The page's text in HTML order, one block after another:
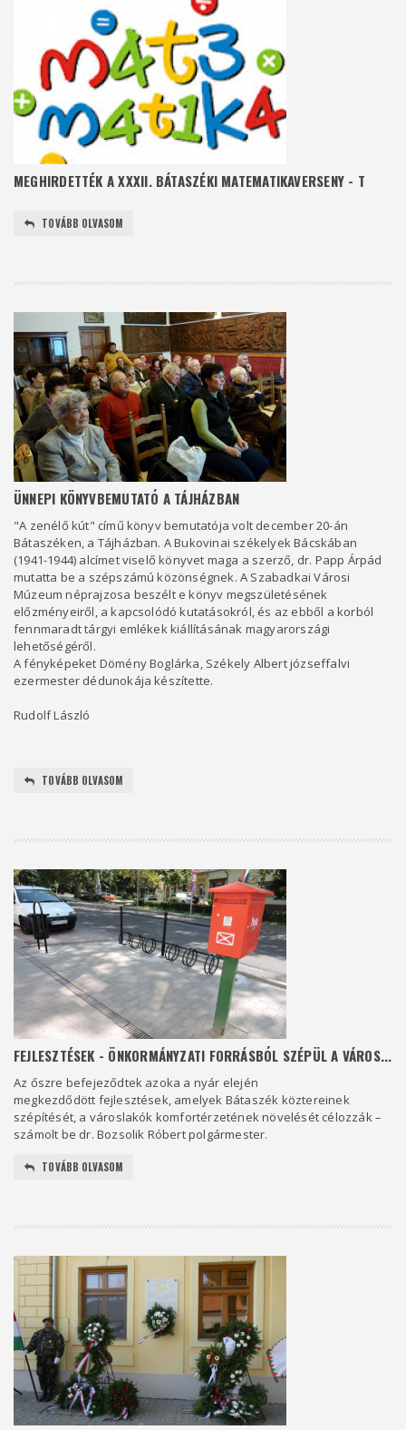
MEGHIRDETTÉK A XXXII. BÁTASZÉKI MATEMATIKAVERSENY - T
TOVÁBB OLVASOM
ÜNNEPI KÖNYVBEMUTATÓ A TÁJHÁZBAN
"A zenélő kút" című könyv bemutatója volt december 20-án
Bátaszéken, a Tájházban. A Bukovinai székelyek Bácskában
(1941-1944) alcímet viselő könyvet maga a szerző, dr. Papp Árpád
mutatta be a szépszámú közönségnek. A Szabadkai Városi
Múzeum néprajzosa beszélt e könyv megszületésének
előzményeiről, a kapcsolódó kutatásokról, és az ebből a korból
fennmaradt tárgyi emlékek kiállításának magyarországi
lehetőségéről.
A fényképeket Dömény Boglárka, Székely Albert józseffalvi
ezermester dédunokája készítette.
Rudolf László
TOVÁBB OLVASOM
FEJLESZTÉSEK - ÖNKORMÁNYZATI FORRÁSBÓL SZÉPÜL A VÁROS...
Az őszre befejeződtek azoka a nyár elején
megkezdődött fejlesztések, amelyek Bátaszék köztereinek
szépítését, a városlakók komfortérzetének növelését célozzák –
számolt be dr. Bozsolik Róbert polgármester.
TOVÁBB OLVASOM